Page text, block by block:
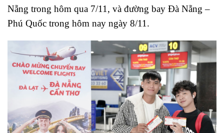
Nẵng trong hôm qua 7/11, và đường bay Đà Nẵng –
Phú Quốc trong hôm nay ngày 8/11.